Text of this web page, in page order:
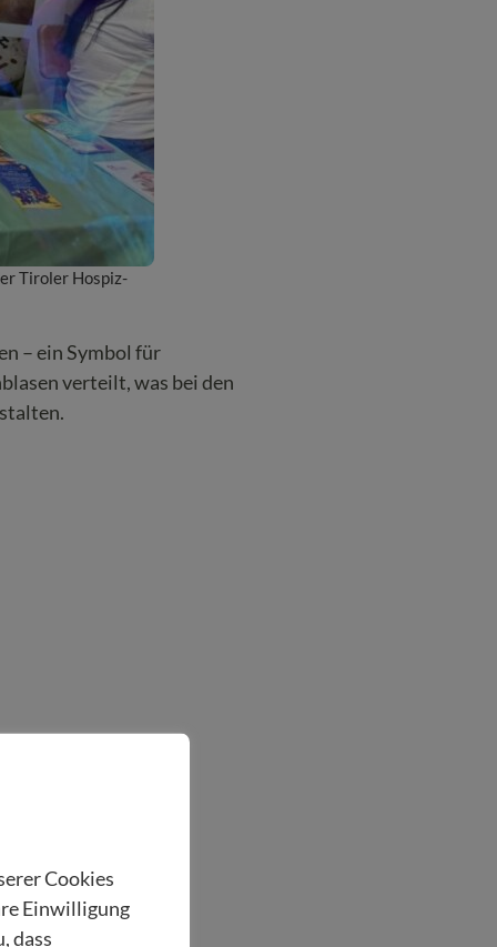
Tiroler Hospiz-
– ein Symbol für
verteilt, was bei den
Cookies
Einwilligung
dass